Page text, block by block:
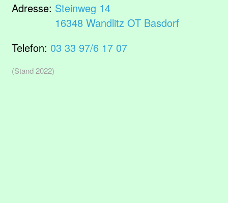
Adresse: Steinweg 14
16348 Wandlitz OT Basdorf
Telefon: 03 33 97/6 17 07
(Stand 2022)